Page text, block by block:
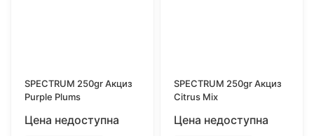
SPECTRUM 250gr Акциз
Purple Plums
Цена недоступна
SPECTRUM 250gr Акциз
Citrus Mix
Цена недоступна